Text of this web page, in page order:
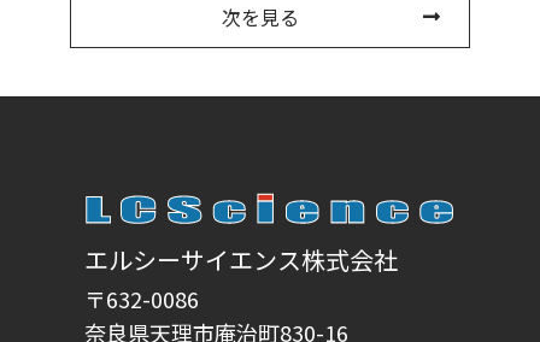
次を見る
エルシーサイエンス株式会社
〒632-0086
奈良県天理市庵治町830-16